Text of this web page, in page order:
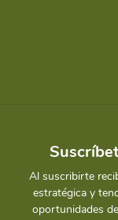
Al suscribirte
estratégica y
oportunidades